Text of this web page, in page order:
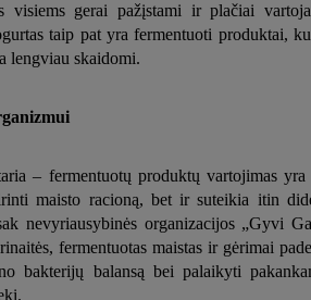
visiems gerai pažįstami ir plačiai
taip pat yra fermentuoti produktai,
lengviau skaidomi.
– fermentuotų produktų vartojimas yra
maisto racioną, bet ir suteikia itin
nevyriausybinės organizacijos „Gyvi
fermentuotas maistas ir gėrimai
bakterijų balansą bei palaikyti